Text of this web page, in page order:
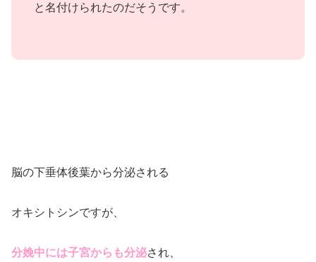
と名付けられたのだそうです。
脳の下垂体後葉から分泌される
オキシトシンですが、
分娩中には子宮からも分泌され、